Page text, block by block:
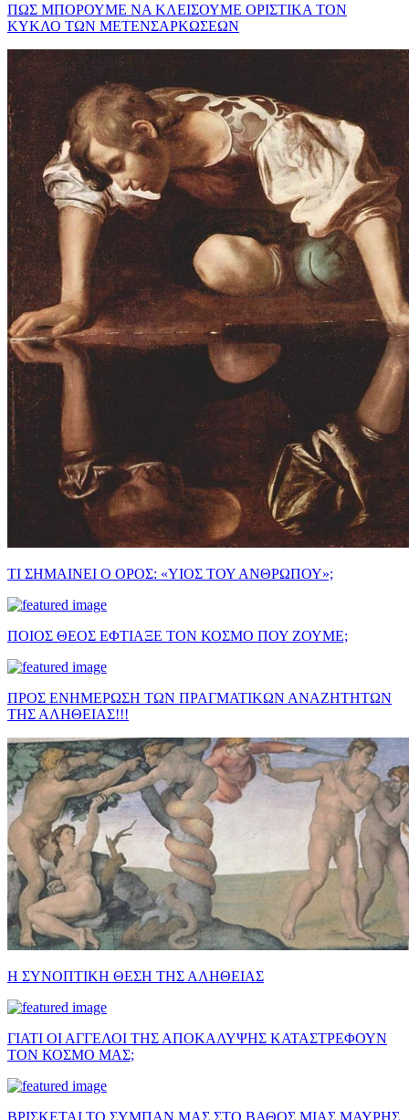
ΠΩΣ ΜΠΟΡΟΥΜΕ ΝΑ ΚΛΕΙΣΟΥΜΕ ΟΡΙΣΤΙΚΑ ΤΟΝ
ΚΥΚΛΟ ΤΩΝ ΜΕΤΕΝΣΑΡΚΩΣΕΩΝ
ΤΙ ΣΗΜΑΙΝΕΙ Ο ΟΡΟΣ: «ΥΙΟΣ ΤΟΥ ΑΝΘΡΩΠΟΥ»;
ΠΟΙΟΣ ΘΕΟΣ ΕΦΤΙΑΞΕ ΤΟΝ ΚΟΣΜΟ ΠΟΥ ΖΟΥΜΕ;
ΠΡΟΣ ΕΝΗΜΕΡΩΣΗ ΤΩΝ ΠΡΑΓΜΑΤΙΚΩΝ ΑΝΑΖΗΤΗΤΩΝ
ΤΗΣ ΑΛΗΘΕΙΑΣ!!!
Η ΣΥΝΟΠΤΙΚΗ ΘΕΣΗ ΤΗΣ ΑΛΗΘΕΙΑΣ
ΓΙΑΤΙ ΟΙ ΑΓΓΕΛΟΙ ΤΗΣ ΑΠΟΚΑΛΥΨΗΣ ΚΑΤΑΣΤΡΕΦΟΥΝ
ΤΟΝ ΚΟΣΜΟ ΜΑΣ;
ΒΡΙΣΚΕΤΑΙ ΤΟ ΣΥΜΠΑΝ ΜΑΣ ΣΤΟ ΒΑΘΟΣ ΜΙΑΣ ΜΑΥΡΗΣ